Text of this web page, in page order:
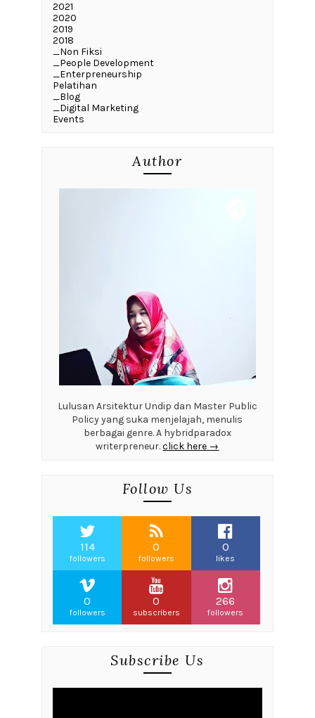
2021
2020
2019
2018
_Non Fiksi
_People Development
_Enterpreneurship
Pelatihan
_Blog
_Digital Marketing
Events
Author
Lulusan Arsitektur Undip dan Master Public
Policy yang suka menjelajah, menulis
berbagai genre. A hybridparadox
writerpreneur.click here →
Follow Us
114
followers
0
followers
0
likes
0
followers
0
subscribers
266
followers
Subscribe Us